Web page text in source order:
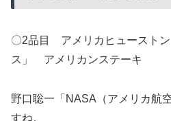
〇2品目 アメリカヒュースト
ス」 アメリカンステーキ
野口聡一「NASA（アメリカ航
すね。